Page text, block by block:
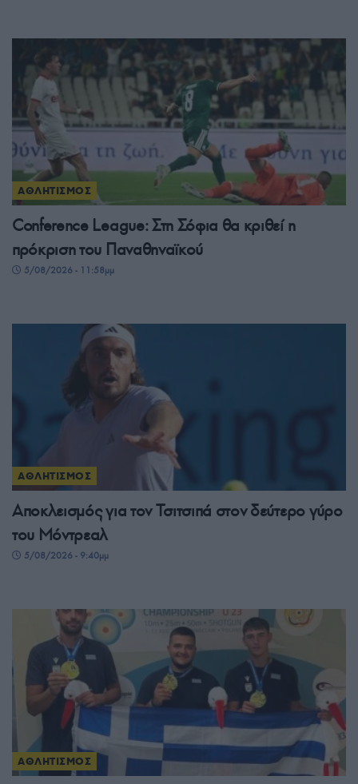
ΑΘΛΗΤΙΣΜΟΣ
Conference League: Στη Σόφια θα κριθεί η
πρόκριση του Παναθηναϊκού
5/08/2026 - 11:58μμ
ΑΘΛΗΤΙΣΜΟΣ
Αποκλεισμός για τον Τσιτσιπά στον δεύτερο γύρο
του Μόντρεαλ
5/08/2026 - 9:40μμ
ΑΘΛΗΤΙΣΜΟΣ